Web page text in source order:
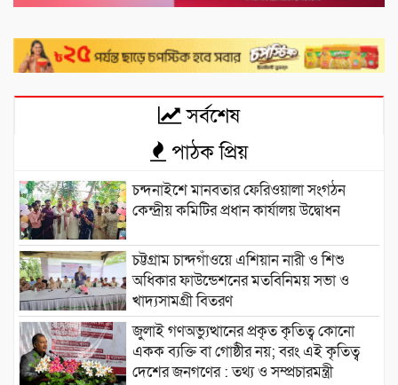
সর্বশেষ
পাঠক প্রিয়
চন্দনাইশে মানবতার ফেরিওয়ালা সংগঠন
কেন্দ্রীয় কমিটির প্রধান কার্যালয় উদ্বোধন
চট্টগ্রাম চান্দগাঁওয়ে এশিয়ান নারী ও শিশু
অধিকার ফাউন্ডেশনের মতবিনিময় সভা ও
খাদ্যসামগ্রী বিতরণ
জুলাই গণঅভ্যুত্থানের প্রকৃত কৃতিত্ব কোনো
একক ব্যক্তি বা গোষ্ঠীর নয়; বরং এই কৃতিত্ব
দেশের জনগণের : তথ্য ও সম্প্রচারমন্ত্রী